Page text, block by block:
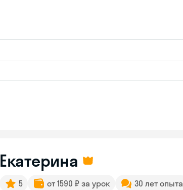
Екатерина
5 от 1590 ₽ за урок 30 лет опыта